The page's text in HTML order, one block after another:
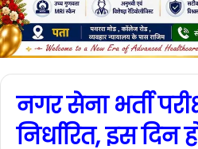
नगर सेना भर्ती
निर्धारित, इस दिन